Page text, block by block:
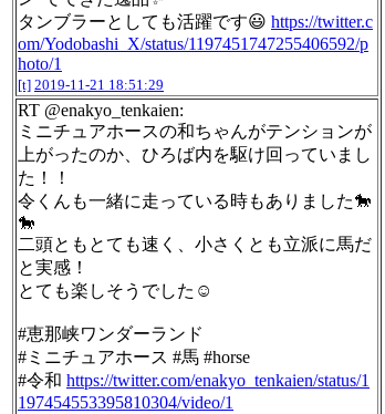
タンブラーとしても活躍です😃 https://twitter.c
om/Yodobashi_X/status/1197451747255406592/p
hoto/1
[t] 2019-11-21 18:51:29
RT @enakyo_tenkaien:
ミニチュアホースの和ちゃんがテンションが
上がったのか、ひろば内を駆け回っていまし
た！！
令くんも一緒に走っている時もありました🐎
🐎
二頭ともとても速く、小さくとも立派に馬だ
と実感！
とても楽しそうでした☺️
#恵那峡ワンダーランド
#ミニチュアホース #馬 #horse
#令和 https://twitter.com/enakyo_tenkaien/status/1
197454553395810304/video/1